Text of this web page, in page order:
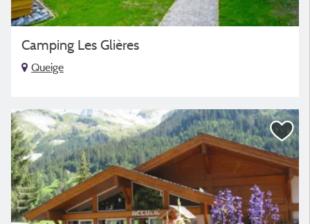
Camping Les Glières
Queige